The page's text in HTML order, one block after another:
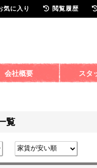
会社概要 スタ
覧
気に入り 閲覧履歴